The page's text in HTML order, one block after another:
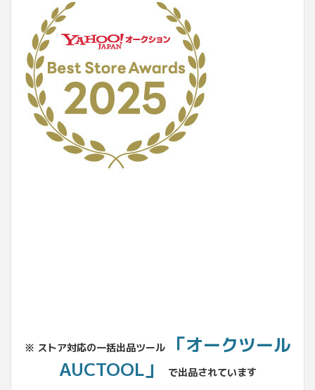
※ ストア対応の一括出品ツール
「オークツール
AUCTOOL」
で出品されています